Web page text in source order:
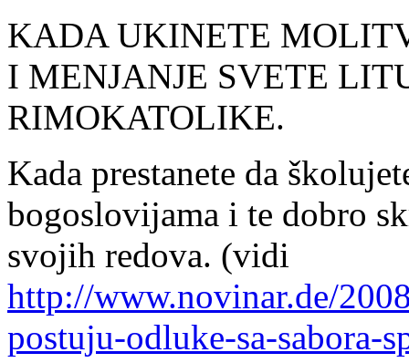
KADA UKINETE
I MENJANJE SVETE
RIMOKATOLIKE.
Kada prestanete da
bogoslovijama i te dobro
svojih redova. (vidi
http://www.novinar.de/
postuju-odluke-sa-sabora-